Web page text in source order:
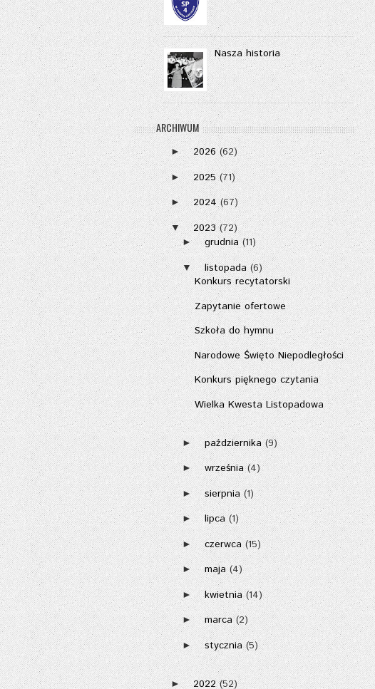
Nasza historia
ARCHIWUM
► 2026 (62)
► 2025 (71)
► 2024 (67)
▼ 2023 (72)
► grudnia (11)
▼ listopada (6)
Konkurs recytatorski
Zapytanie ofertowe
Szkoła do hymnu
Narodowe Święto Niepodległości
Konkurs pięknego czytania
Wielka Kwesta Listopadowa
► października (9)
► września (4)
► sierpnia (1)
► lipca (1)
► czerwca (15)
► maja (4)
► kwietnia (14)
► marca (2)
► stycznia (5)
► 2022 (52)